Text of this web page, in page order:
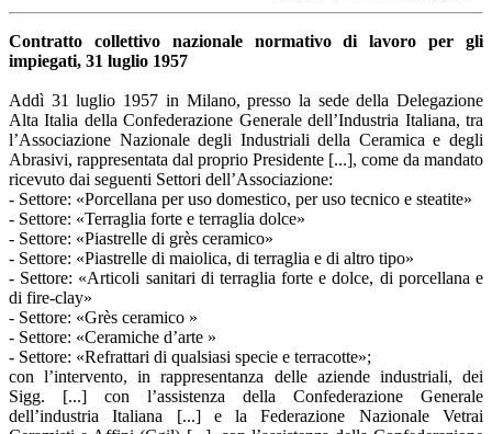
Contratto collettivo nazionale normativo di lavoro per gli
impiegati, 31 luglio 1957
Addì 31 luglio 1957 in Milano, presso la sede della Delegazione
Alta Italia della Confederazione Generale dell’Industria Italiana, tra
l’Associazione Nazionale degli Industriali della Ceramica e degli
Abrasivi, rappresentata dal proprio Presidente [...], come da mandato
ricevuto dai seguenti Settori dell’Associazione:
- Settore: «Porcellana per uso domestico, per uso tecnico e steatite»
- Settore: «Terraglia forte e terraglia dolce»
- Settore: «Piastrelle di grès ceramico»
- Settore: «Piastrelle di maiolica, di terraglia e di altro tipo»
- Settore: «Articoli sanitari di terraglia forte e dolce, di porcellana e
di fire-clay»
- Settore: «Grès ceramico »
- Settore: «Ceramiche d’arte »
- Settore: «Refrattari di qualsiasi specie e terracotte»;
con l’intervento, in rappresentanza delle aziende industriali, dei
Sigg. [...] con l’assistenza della Confederazione Generale
dell’industria Italiana [...] e la Federazione Nazionale Vetrai